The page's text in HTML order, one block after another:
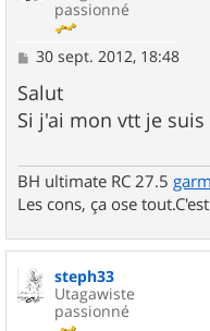
passionné
M
s
s
a
30 sept. 2012, 18:48
Salut
Si j'ai mon vtt je suis
BH ultimate RC 27.5
Les cons, ça ose
steph33
Utagawiste
passionné